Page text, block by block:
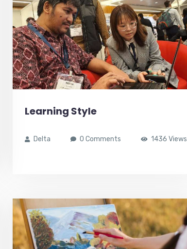
Learning Style
Delta 0 Comments 1436 Views